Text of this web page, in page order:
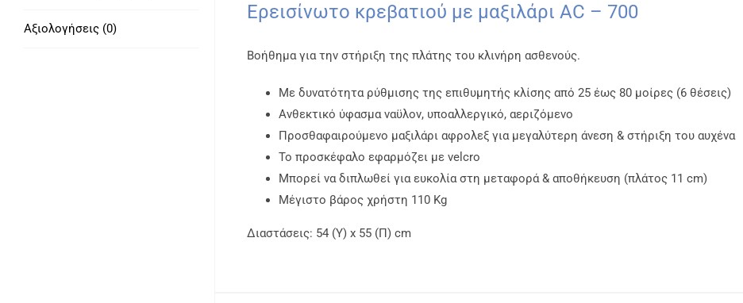
Αξιολογήσεις (0)
Ερεισίνωτο κρεβατιού με μαξιλάρι AC – 700
Βοήθημα για την στήριξη της πλάτης του κλινήρη ασθενούς.
Με δυνατότητα ρύθμισης της επιθυμητής κλίσης από 25 έως 80 μοίρες (6 θέσεις)
Ανθεκτικό ύφασμα ναϋλον, υποαλλεργικό, αεριζόμενο
Προσθαφαιρούμενο μαξιλάρι αφρολεξ για μεγαλύτερη άνεση & στήριξη του αυχένα
Το προσκέφαλο εφαρμόζει με velcro
Μπορεί να διπλωθεί για ευκολία στη μεταφορά & αποθήκευση (πλάτος 11 cm)
Μέγιστο βάρος χρήστη 110 Kg
Διαστάσεις: 54 (Υ) x 55 (Π) cm